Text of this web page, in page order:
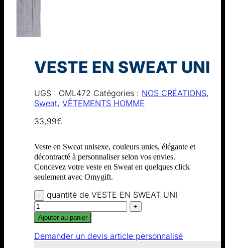
VESTE EN SWEAT UNI
UGS : OML472 Catégories : NOS CRÉATIONS,
Sweat, VÊTEMENTS HOMME
33,99€
Veste en Sweat unisexe, couleurs unies, élégante et
décontracté à personnaliser selon vos envies.
Concevez votre veste en Sweat en quelques click
seulement avec Omygift.
quantité de VESTE EN SWEAT UNI
Ajouter au panier
Demander un devis article personnalisé